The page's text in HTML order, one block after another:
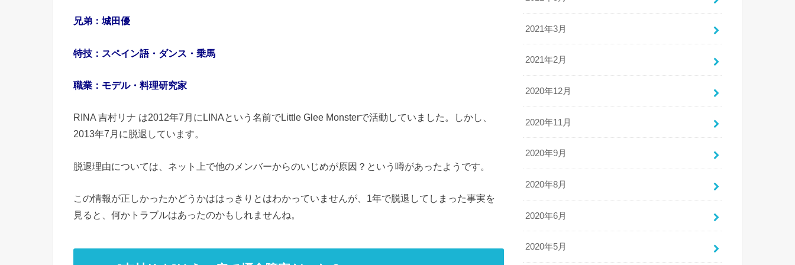
兄弟：城田優
特技：スペイン語・ダンス・乗馬
職業：モデル・料理研究家
RINA 吉村リナ は2012年7 月に LINAという名前でLittle Glee Monsterで活動していました。しかし、
2013年7 月に脱退しています。
脱退理由については、ネット上で他のメンバーからのいじめが原因？という噂があったようです。
この情報が正しかったかどうかははっきりとはわかっていませんが、 1年で脱退してしまった事実を
見ると、何かトラブルはあったのかもしれませんね。
2021年3月
2021年2月
2020年12月
2020年11月
2020年9月
2020年8月
2020年6月
2020年5月